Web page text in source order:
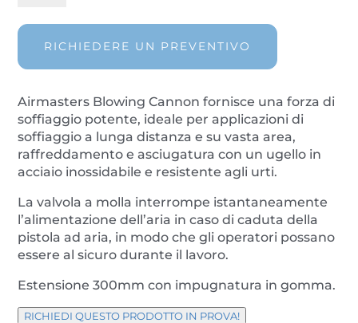
AIR-
BC68
quantità
RICHIEDERE UN PREVENTIVO
Airmasters Blowing Cannon fornisce una forza di
soffiaggio potente, ideale per applicazioni di
soffiaggio a lunga distanza e su vasta area,
raffreddamento e asciugatura con un ugello in
acciaio inossidabile e resistente agli urti.
La valvola a molla interrompe istantaneamente
l’alimentazione dell’aria in caso di caduta della
pistola ad aria, in modo che gli operatori possano
essere al sicuro durante il lavoro.
Estensione 300mm con impugnatura in gomma.
RICHIEDI QUESTO PRODOTTO IN PROVA!